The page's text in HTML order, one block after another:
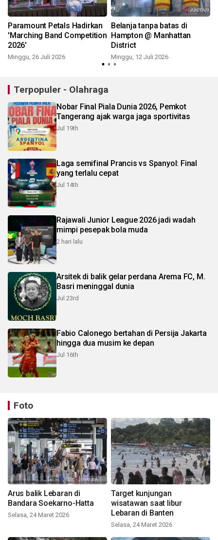
Paramount Petals Hadirkan
'Marching Band Competition
2026'
Minggu, 26 Juli 2026
Belanja tanpa batas di
Hampton @ Manhattan
District
Minggu, 12 Juli 2026
Terpopuler - Olahraga
Nobar Final Piala Dunia 2026, Pemkot
Tangerang ajak warga jaga sportivitas
Jul 19th
Laga semifinal Prancis vs Spanyol: Final
yang terlalu cepat
Jul 14th
Rajawali Junior League 2026 jadi wadah
mimpi pesepak bola muda
2 hari lalu
Arsitek di balik gelar perdana Arema FC, M.
Basri meninggal dunia
Jul 23rd
Fabio Calonego bertahan di Persija Jakarta
hingga dua musim ke depan
Jul 16th
Foto
Arus balik Lebaran di
Bandara Soekarno-Hatta
Selasa, 24 Maret 2026
Target kunjungan
wisatawan saat libur
Lebaran di Banten
Selasa, 24 Maret 2026